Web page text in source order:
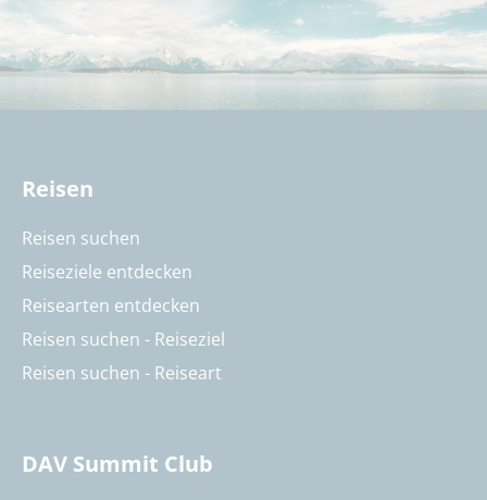
Reisen
Reisen suchen
Reiseziele entdecken
Reisearten entdecken
Reisen suchen - Reiseziel
Reisen suchen - Reiseart
DAV Summit Club